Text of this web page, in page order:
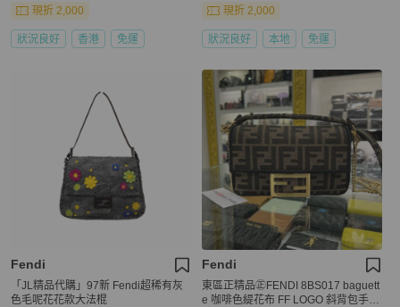
現折 2,000
狀況良好 香港 免運
現折 2,000
狀況良好 本地 免運
Fendi
「JL精品代購」97新 Fendi超稀有灰
色毛呢花花款大法棍
Fendi
東區正精品㊣FENDI 8BS017 baguett
e 咖啡色緹花布 FF LOGO 斜背包手提